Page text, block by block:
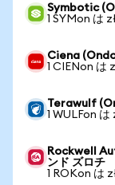
Symbotic
1 SYMon は
Ciena
1 CIENon は
Terawulf
1 WULFon は
Rockwell
ンド ズロチ
1 ROKon は